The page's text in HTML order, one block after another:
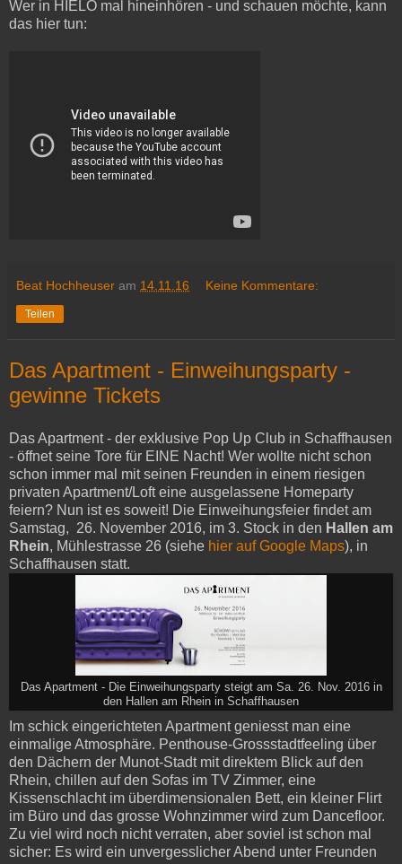
Wer in HIELO mal hineinhören - und schauen möchte, kann
das hier tun:
Beat Hochheuser am 14.11.16 Keine Kommentare:
Teilen
Das Apartment - Einweihungsparty -
gewinne Tickets
Das Apartment - der exklusive Pop Up Club in Schaffhausen
- öffnet seine Tore für EINE Nacht! Wer wollte nicht schon
schon immer mal mit seinen Freunden in einem riesigen
privaten Apartment/Loft eine ausgelassene Homeparty
feiern? Nun ist es soweit! Die Einweihungsfeier findet am
Samstag, 26. November 2016, im 3. Stock in den Hallen am
Rhein, Mühlestrasse 26 (siehe hier auf Google Maps), in
Schaffhausen statt.
Das Apartment - Die Einweihungsparty steigt am Sa. 26. Nov. 2016 in
den Hallen am Rhein in Schaffhausen
Im schick eingerichteten Apartment geniesst man eine
einmalige Atmosphäre. Penthouse-Grossstadtfeeling über
den Dächern der Munot-Stadt mit direktem Blick auf den
Rhein, chillen auf den Sofas im TV Zimmer, eine
Kissenschlacht im überdimensionalen Bett, ein kleiner Flirt
im Büro und das grosse Wohnzimmer wird zum Dancefloor.
Zu viel wird noch nicht verraten, aber soviel ist schon mal
sicher: Es wird ein unvergesslicher Abend unter Freunden